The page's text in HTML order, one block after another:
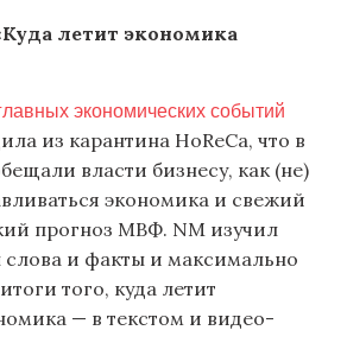
летит экономика
экономических событий
из карантина HoReCa, что в
власти бизнесу, как (не)
экономика и свежий
прогноз МВФ. NM изучил
и факты и максимально
того, куда летит
— в текстом и видео-